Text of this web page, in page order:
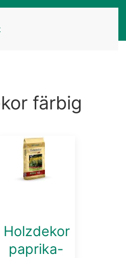
färbig
Holzdekor
paprika-